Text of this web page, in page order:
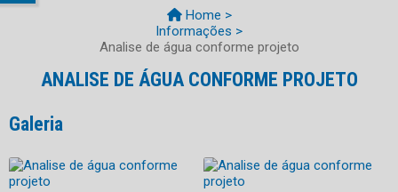
Home >
Informações >
Analise de água conforme projeto
ANALISE DE ÁGUA CONFORME PROJETO
Galeria